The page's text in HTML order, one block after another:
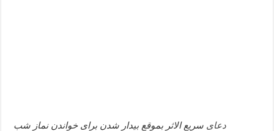
دعای سریع الاثر بموقع بیدار شدن برای خواندن نماز شب